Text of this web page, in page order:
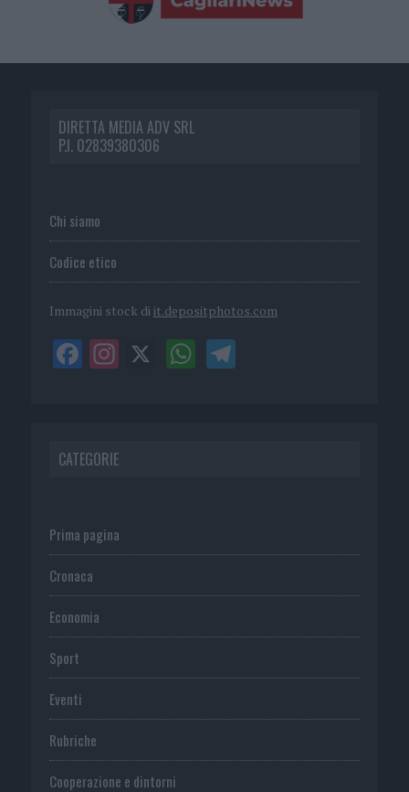
DIRETTA MEDIA ADV SRL
P.I. 02839380306
Chi siamo
Codice etico
Immagini stock di it.depositphotos.com
CATEGORIE
Prima pagina
Cronaca
Economia
Sport
Eventi
Rubriche
Cooperazione e dintorni